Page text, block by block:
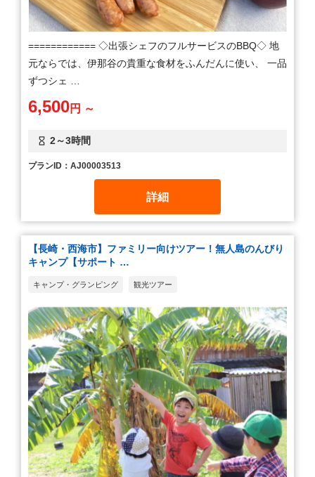
============ ◇出張シェフのフルサービスのBBQ◇ 地
元ならでは、伊那谷の貴重な食材をふんだんに使い、 一品
ずつシェ …
2～3時間
6,500円 ～
プランID：AJ00003513
詳細
【長崎・西海市】ファミリー向けツアー！無人島のんびり
キャンプ【サポート …
キャンプ・グランピング 観光ツアー